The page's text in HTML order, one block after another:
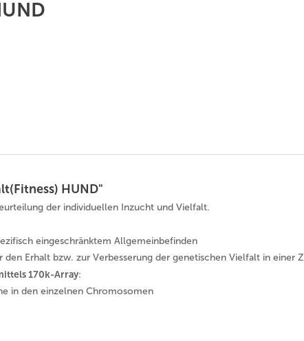
HUND"
der individuellen Inzucht und Vielfalt.
eingeschränktem Allgemeinbefinden
Erhalt bzw. zur Verbesserung der genetischen Vielfalt in einer
170k-Array:
in den einzelnen Chromosomen